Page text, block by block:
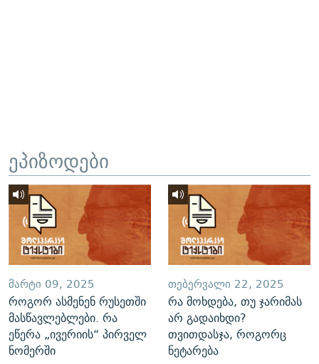
ეპიზოდები
ᲛᲐᲠᲢᲘ 09, 2025
როგორ ასმენენ რუსეთში
მასწავლებლები. რა
ეწერა „ივერიის“ პირველ
ნომერში
ᲗᲔᲑᲔᲠᲕᲐᲚᲘ 22, 2025
რა მოხდება, თუ ჯარიმას
არ გადაიხდი?
თვითდასჯა, როგორც
ნეტარება